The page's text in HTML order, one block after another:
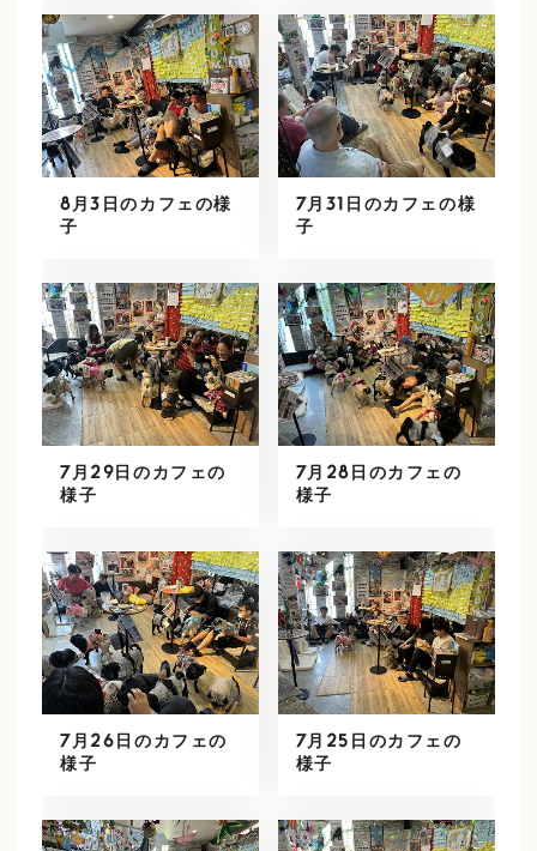
8月3日のカフェの様
子
7月31日のカフェの様
子
7月29日のカフェの
様子
7月28日のカフェの
様子
7月26日のカフェの
様子
7月25日のカフェの
様子